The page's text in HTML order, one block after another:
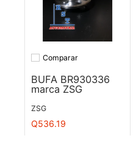
Añadir a comparar
Comparar
BUFA BR930336
marca ZSG
ZSG
Q536.19